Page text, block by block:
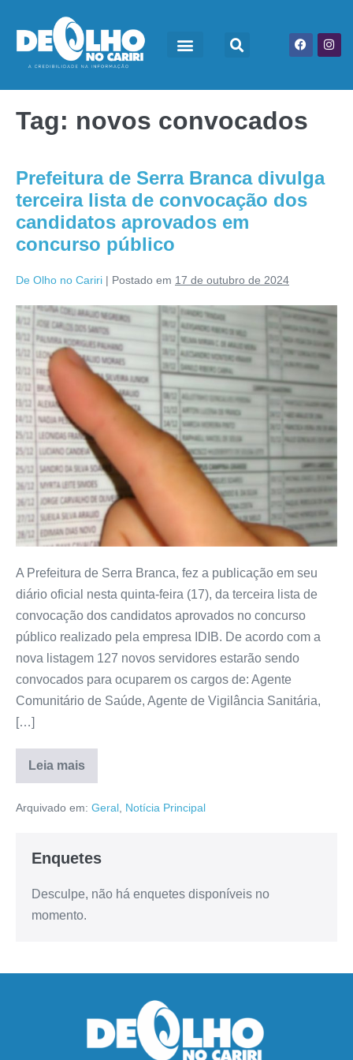
Tag: novos convocados
Prefeitura de Serra Branca divulga
terceira lista de convocação dos
candidatos aprovados em
concurso público
De Olho no Cariri | Postado em 17 de outubro de 2024
A Prefeitura de Serra Branca, fez a publicação em seu
diário oficial nesta quinta-feira (17), da terceira lista de
convocação dos candidatos aprovados no concurso
público realizado pela empresa IDIB. De acordo com a
nova listagem 127 novos servidores estarão sendo
convocados para ocuparem os cargos de: Agente
Comunitário de Saúde, Agente de Vigilância Sanitária,
[…]
Leia mais
Arquivado em: Geral Notícia Principal
Enquetes
Desculpe, não há enquetes disponíveis no
momento.